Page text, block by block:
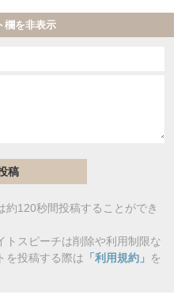
欄を非表示
120秒間投稿することができ
スピーチは削除や利用制限な
を投稿する際は 「利用規約」 を